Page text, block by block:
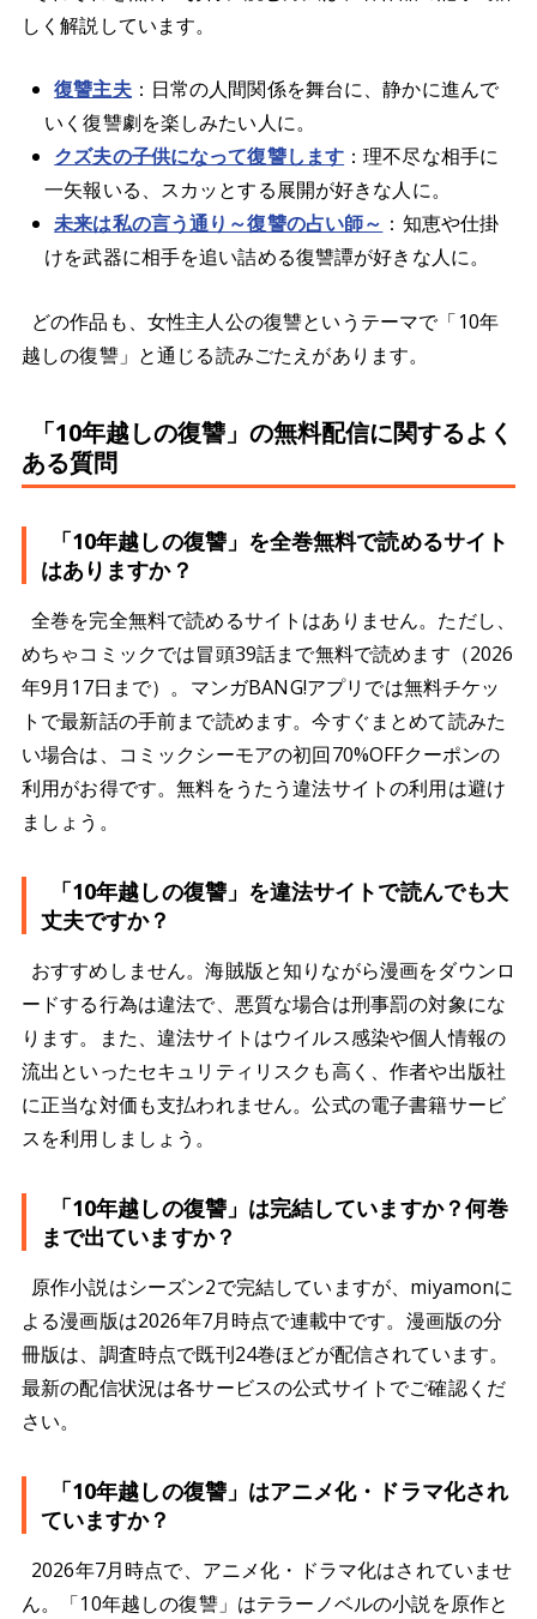
しく解説しています。
復讐主夫：日常の人間関係を舞台に、静かに進んで
いく復讐劇を楽しみたい人に。
クズ夫の子供になって復讐します ：理不尽な相手に
一矢報いる、スカッとする展開が好きな人に。
未来は私の言う通り～復讐の占い師～ ：知恵や仕掛
けを武器に相手を追い詰める復讐譚が好きな人に。
どの作品も、女性主人公の復讐というテーマで「10年
越しの復讐」と通じる読みごたえがあります。
「10年越しの復讐」の無料配信に関するよく
ある質問
「10年越しの復讐」を全巻無料で読めるサイト
はありますか？
全巻を完全無料で読めるサイトはありません。ただし、
めちゃコミックでは冒頭39話まで無料で読めます（2026
年9月17日まで）。マンガBANG!アプリでは無料チケッ
トで最新話の手前まで読めます。今すぐまとめて読みた
い場合は、コミックシーモアの初回70%OFFクーポンの
利用がお得です。無料をうたう違法サイトの利用は避け
ましょう。
「10年越しの復讐」を違法サイトで読んでも大
丈夫ですか？
おすすめしません。海賊版と知りながら漫画をダウンロ
ードする行為は違法で、悪質な場合は刑事罰の対象にな
ります。また、違法サイトはウイルス感染や個人情報の
流出といったセキュリティリスクも高く、作者や出版社
に正当な対価も支払われません。公式の電子書籍サービ
スを利用しましょう。
「10年越しの復讐」は完結していますか？何巻
まで出ていますか？
原作小説はシーズン2で完結していますが、miyamonに
よる漫画版は2026年7月時点で連載中です。漫画版の分
冊版は、調査時点で既刊24巻ほどが配信されています。
最新の配信状況は各サービスの公式サイトでご確認くだ
さい。
「10年越しの復讐」はアニメ化・ドラマ化され
ていますか？
2026年7月時点で、アニメ化・ドラマ化はされていませ
ん。「10年越しの復讐」はテラーノベルの小説を原作と